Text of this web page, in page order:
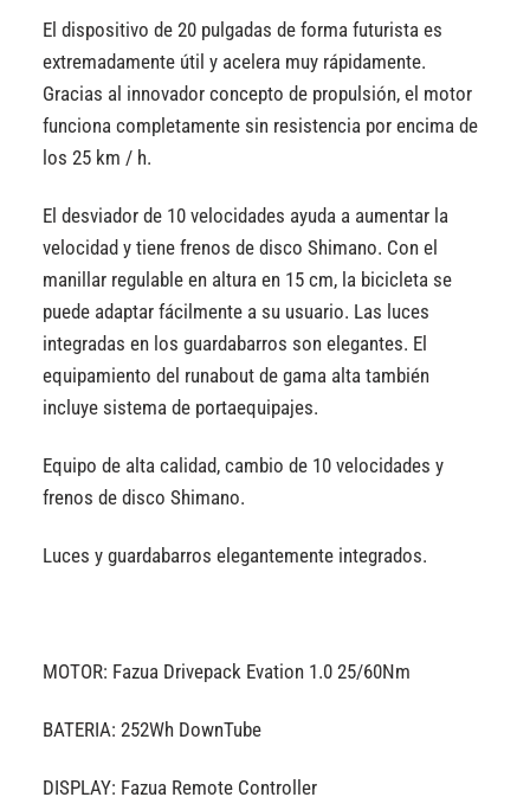
El dispositivo de 20 pulgadas de forma futurista es
extremadamente útil y acelera muy rápidamente.
Gracias al innovador concepto de propulsión, el motor
funciona completamente sin resistencia por encima de
los 25 km / h.
El desviador de 10 velocidades ayuda a aumentar la
velocidad y tiene frenos de disco Shimano. Con el
manillar regulable en altura en 15 cm, la bicicleta se
puede adaptar fácilmente a su usuario. Las luces
integradas en los guardabarros son elegantes. El
equipamiento del runabout de gama alta también
incluye sistema de portaequipajes.
Equipo de alta calidad, cambio de 10 velocidades y
frenos de disco Shimano.
Luces y guardabarros elegantemente integrados.
MOTOR: Fazua Drivepack Evation 1.0 25/60Nm
BATERIA: 252Wh DownTube
DISPLAY: Fazua Remote Controller